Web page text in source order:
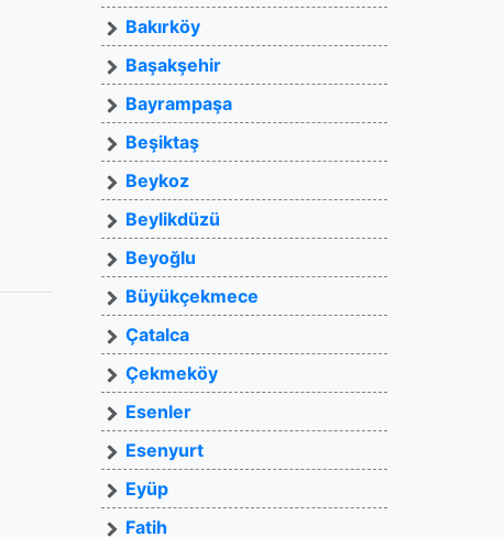
Bakırköy
Başakşehir
Bayrampaşa
Beşiktaş
Beykoz
Beylikdüzü
Beyoğlu
Büyükçekmece
Çatalca
Çekmeköy
Esenler
Esenyurt
Eyüp
Fatih